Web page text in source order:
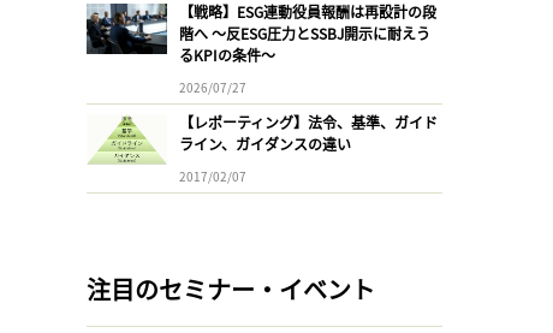
【戦略】ESG連動役員報酬は再設計の段
階へ 〜反ESG圧力とSSBJ開示に耐えう
るKPIの条件〜
2026/07/27
【レポーティング】法令、基準、ガイド
ライン、ガイダンスの違い
2017/02/07
注目のセミナー・イベント